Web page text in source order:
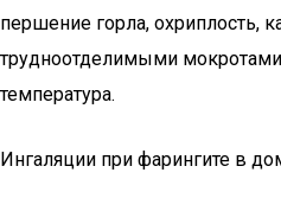
першение горла, охриплость,
трудноотделимыми
температура.
Ингаляции при фарингите в